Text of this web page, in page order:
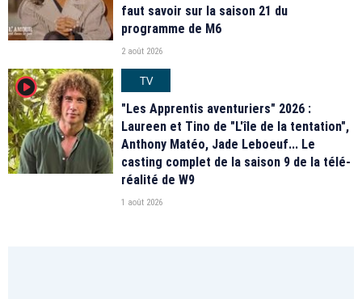
faut savoir sur la saison 21 du
programme de M6
2 août 2026
player2
TV
"Les Apprentis aventuriers" 2026 :
Laureen et Tino de "L'île de la tentation",
Anthony Matéo, Jade Leboeuf... Le
casting complet de la saison 9 de la télé-
réalité de W9
1 août 2026